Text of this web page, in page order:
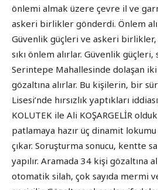
önlemi almak üzere çevre il ve
askeri birlikler gönderdi. Önlem
Güvenlik güçleri ve askeri birlikler,
sıkı önlem alırlar. Güvenlik güçleri,
Serintepe Mahallesinde dolaşan
gözaltına alırlar. Bu kişilerin, bir
Lisesi’nde hırsızlık yaptıkları
KOLUTEK ile Ali KOŞARGELİR
patlamaya hazır üç dinamit
çıkar. Soruşturma sonucu, kentte
yapılır. Aramada 34 kişi gözaltına
otomatik silah, çok sayıda mermi